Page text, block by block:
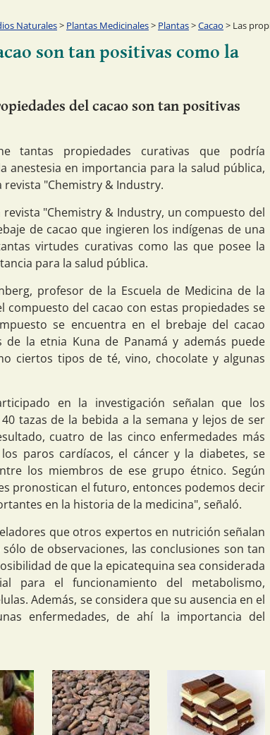
Naturales> Plantas Medicinales> Plantas>Cacao > Las
son tan positivas como la
del cacao son tan positivas
tantas propiedades curativas que podría
anestesia en importancia para la salud pública,
"Chemistry & Industry.
"Chemistry & Industry, un compuesto del
de cacao que ingieren los indígenas de una
virtudes curativas como las que posee la
para la salud pública.
profesor de la Escuela de Medicina de la
compuesto del cacao con estas propiedades se
se encuentra en el brebaje del cacao
la etnia Kuna de Panamá y además puede
ciertos tipos de té, vino, chocolate y algunas
en la investigación señalan que los
tazas de la bebida a la semana y lejos de ser
cuatro de las cinco enfermedades más
paros cardíacos, el cáncer y la diabetes, se
los miembros de ese grupo étnico. Según
pronostican el futuro, entonces podemos decir
en la historia de la medicina", señaló.
que otros expertos en nutrición señalan
de observaciones, las conclusiones son tan
de que la epicatequina sea considerada
para el funcionamiento del metabolismo,
Además, se considera que su ausencia en el
enfermedades, de ahí la importancia del